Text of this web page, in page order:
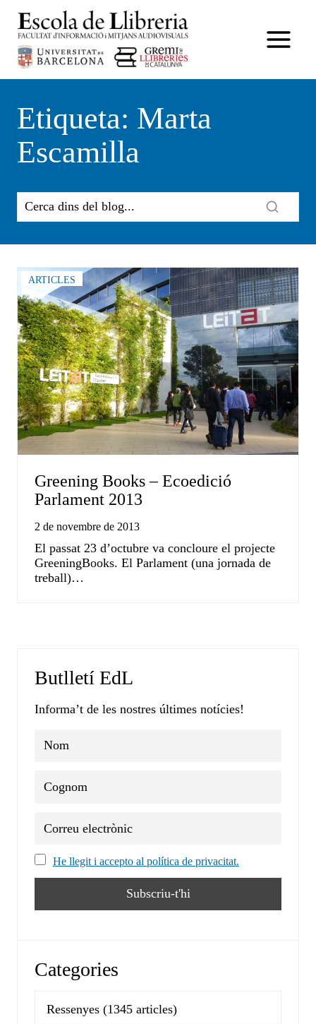
contingut
Etiqueta: Marta
Escamilla
ARTICLES
Greening Books – Ecoedició
Parlament 2013
2 de novembre de 2013
El passat 23 d’octubre va concloure el projecte
GreeningBooks. El Parlament (una jornada de
treball)…
Butlletí EdL
Informa’t de les nostres últimes notícies!
He llegit i accepto al política de privacitat.
Categories
Ressenyes (1345 articles)